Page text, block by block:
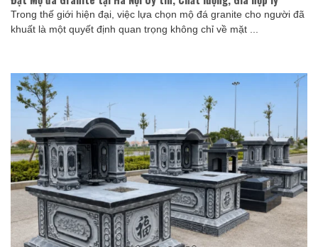
Trong thế giới hiện đại, việc lựa chọn mộ đá granite cho người đã
khuất là một quyết định quan trọng không chỉ về mặt ...